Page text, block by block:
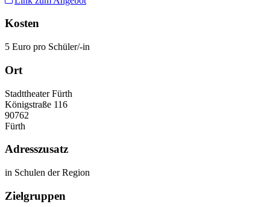
Kosten
5 Euro pro Schüler/-in
Ort
Stadttheater Fürth
Königstraße 116
90762
Fürth
Adresszusatz
in Schulen der Region
Zielgruppen